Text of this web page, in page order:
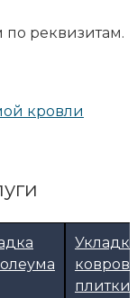
Classic,
реквизитам.
кровли
Укладка
плитки